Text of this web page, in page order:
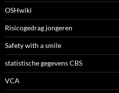
OSHwiki
Risicogedrag jongeren
Safety with a smile
statistische gegevens CBS
VCA